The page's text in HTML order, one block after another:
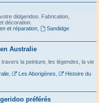
didgeridoo. Fabrication,
décoration.
et réparation,
Sandidge
Australie
travers la peinture, les légendes, la vie
, Les Aborigènes
Histoire du
préférés